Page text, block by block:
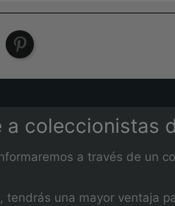
a coleccionistas
a través de un
tendrás una mayor ventaja